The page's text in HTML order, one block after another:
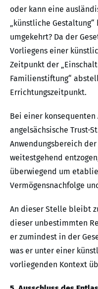
oder kann eine
„künstliche
umgekehrt? Da der
Vorliegens einer
Zeitpunkt der
Familienstiftung“
Errichtungszeitpunkt.
Bei einer
angelsächsische Trust-
Anwendungsbereich
weitestgehend
überwiegend um
Vermögensnachfolge
An dieser Stelle bleibt
dieser unbestimmten
er zumindest in der
was er unter einer
vorliegenden Kontext